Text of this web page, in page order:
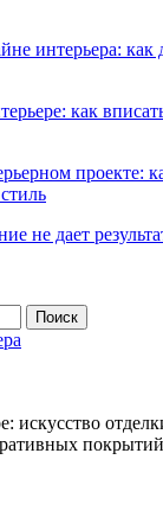
интерьера:
как
проекте:
не дает
искусство
покрытий